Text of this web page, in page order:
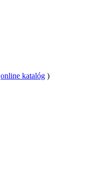
online katalóg )